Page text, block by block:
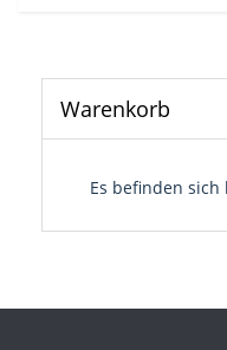
Warenkorb
Es befinden